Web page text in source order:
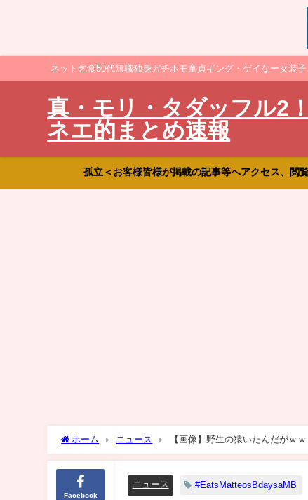
ネット乞食50代無職独身ガチホモ童貞ギング・ゲイなー女装
真・モリ・タダッフル2
ネエ的まとめ速報
孤立＜お客様皆様が掲載の記事等へアクセス、閲
ホーム ニュース 【画像】野生の猿いたんだがｗｗ
Facebook
ニュース #EatsMatteosBdaysaMB